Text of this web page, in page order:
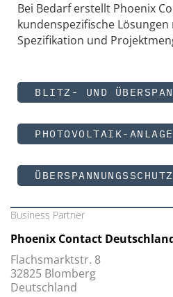
Bei Bedarf erstellt Phoenix
kundenspezifische
Spezifikation und
BLITZ- UND
PHOTOVOLTAIK-
ÜBERSPANNUNGSSCHUTZ
Business Partner
Phoenix Contact
Flachsmarktstr. 8
32825 Blomberg
Deutschland